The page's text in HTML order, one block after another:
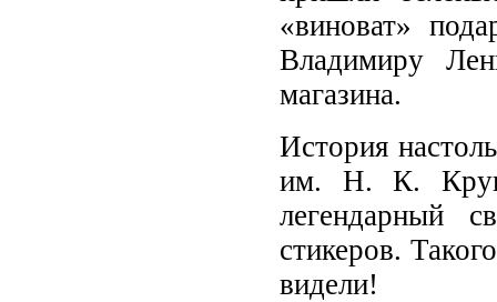
«виноват»
Владимиру
магазина.
История
им. Н. К.
легендарный
стикеров.
видели!